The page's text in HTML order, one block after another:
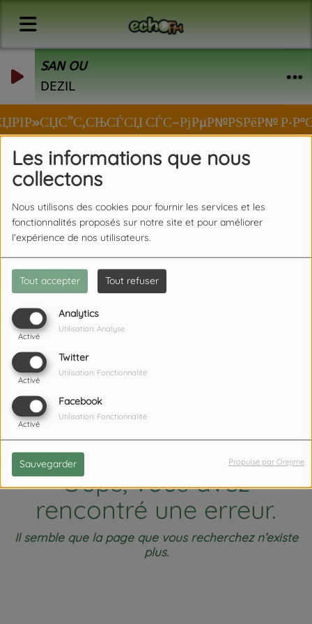
Les informations que nous
collectons
Nous utilisons des cookies pour fournir les services et les
fonctionnalités proposés sur notre site et pour améliorer
l'expérience de nos utilisateurs.
Tout accepter Tout refuser
Analytics
Activé
Utilisation: Analyse
Twitter
Activé
Utilisation: Fonctionnalité
Facebook
Activé
Utilisation: Fonctionnalité
Sauvegarder Propulsé par Orejime
SAN OU
DEZIL
СЃС–РјРµР№РЅРёР№
404
Oups, vous avez
rencontré une erreur.
Il semble que la page que vous recherchez n’existe
plus.